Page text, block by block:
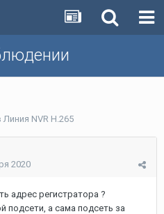
Линия NVR H.265
2020
адрес регистратора ?
подсети, а сама подсеть за